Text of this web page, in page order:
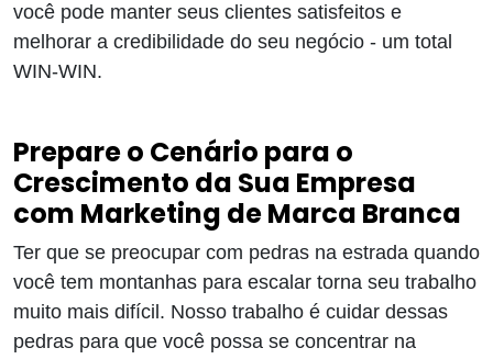
você pode manter seus clientes satisfeitos e
melhorar a credibilidade do seu negócio - um total
WIN-WIN.
Prepare o Cenário para o
Crescimento da Sua Empresa
com Marketing de Marca Branca
Ter que se preocupar com pedras na estrada quando
você tem montanhas para escalar torna seu trabalho
muito mais difícil. Nosso trabalho é cuidar dessas
pedras para que você possa se concentrar na